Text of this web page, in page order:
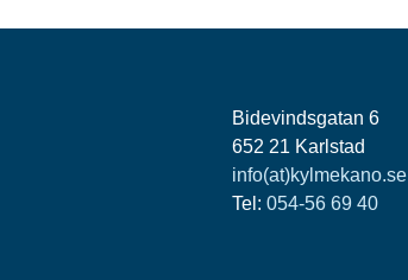
Bidevindsgatan 6
652 21 Karlstad
info(at)kylmekano.se
Tel: 054-56 69 40